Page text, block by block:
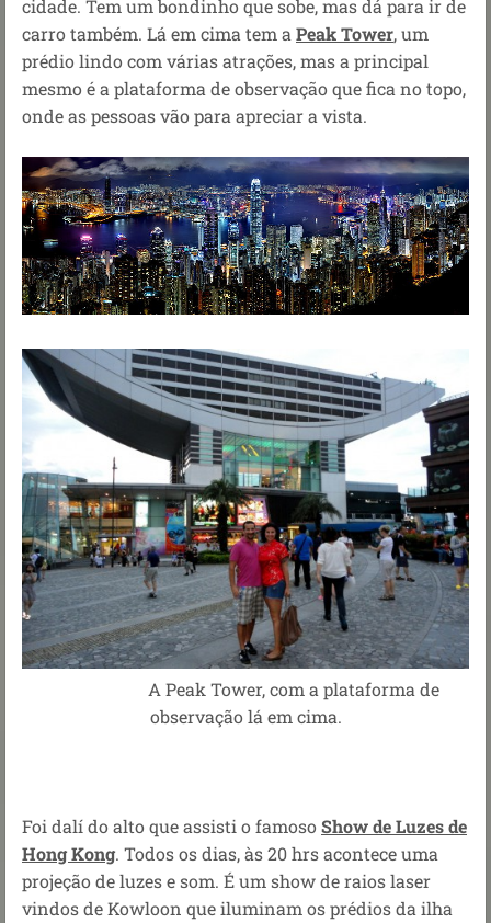
cidade. Tem um bondinho que sobe, mas dá para ir de
carro também. Lá em cima tem aPeak Tower, um
prédio lindo com várias atrações, mas a principal
mesmo é a plataforma de observação que fica no topo,
onde as pessoas vão para apreciar a vista.
A Peak Tower, com a plataforma de
observação lá em cima.
Foi dalí do alto que assisti o famosoShow de Luzes de
Hong Kong. Todos os dias, às 20 hrs acontece uma
projeção de luzes e som. É um show de raios laser
vindos de Kowloon que iluminam os prédios da ilha